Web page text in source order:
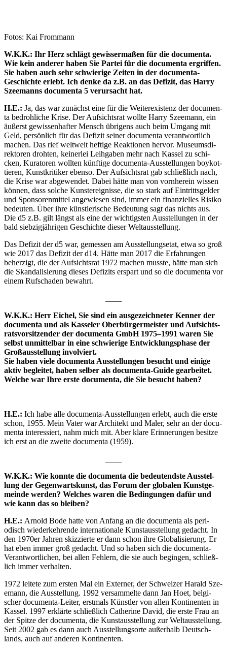
Fotos: Kai Frommann
W.K.K.: Ihr Herz schlägt gewis­ser­ma­ßen für die docu­men­ta.
Wie kein ande­rer haben Sie Par­tei für die docu­men­ta ergrif­fen.
Sie haben auch sehr schwie­ri­ge Zei­ten in der docu­men­ta-
Geschich­te erlebt. Ich den­ke da z.B. an das Defi­zit, das Har­ry
Sze­e­manns docu­men­ta 5 ver­ur­sacht hat.
H.E.: Ja, das war zunächst eine für die Wei­ter­exis­tenz der docu­men­
ta bedroh­li­che Kri­se. Der Auf­sichts­rat woll­te Har­ry Sze­e­mann, ein
äußerst gewis­sen­haf­ter Mensch übri­gens auch beim Umgang mit
Geld, per­sön­lich für das Defi­zit sei­ner docu­men­ta ver­ant­wort­lich
machen. Das rief welt­weit hef­ti­ge Reak­tio­nen her­vor. Muse­ums­di­
rek­to­ren droh­ten, kei­ner­lei Leih­ga­ben mehr nach Kas­sel zu schi­
cken, Kura­to­ren woll­ten künf­ti­ge docu­men­ta-Aus­stel­lun­gen boy­kot­
tie­ren, Kunst­kri­ti­ker eben­so. Der Auf­sichts­rat gab schließ­lich nach,
die Kri­se war abge­wen­det. Dabei hät­te man von vorn­her­ein wis­sen
kön­nen, dass sol­che Kunst­er­eig­nis­se, die so stark auf Ein­tritts­gel­der
und Spon­so­ren­mit­tel ange­wie­sen sind, immer ein finan­zi­el­les Risi­ko
bedeu­ten. Über ihre künst­le­ri­sche Bedeu­tung sagt das nichts aus.
Die d5 z.B. gilt längst als eine der wich­tigs­ten Aus­stel­lun­gen in der
bald sieb­zig­jäh­ri­gen Geschich­te die­ser Weltausstellung.
Das Defi­zit der d5 war, gemes­sen am Aus­stel­lungs­etat, etwa so groß
wie 2017 das Defi­zit der d14. Hät­te man 2017 die Erfah­run­gen
beher­zigt, die der Auf­sichts­rat 1972 machen muss­te, hät­te man sich
die Skan­da­li­sie­rung die­ses Defi­zits erspart und so die docu­men­ta vor
einem Ruf­scha­den bewahrt.
W.K.K.: Herr Eichel, Sie sind ein aus­ge­zeich­ne­ter Ken­ner der
docu­men­ta und als Kas­se­ler Ober­bür­ger­meis­ter und Auf­sichts­
rats­vor­sit­zen­der der docu­men­ta GmbH 1975–1991 waren Sie
selbst unmit­tel­bar in eine schwie­ri­ge Ent­wick­lungs­pha­se der
Groß­aus­stel­lung invol­viert.
Sie haben vie­le docu­men­ta Aus­stel­lun­gen besucht und eini­ge
aktiv beglei­tet, haben sel­ber als docu­men­ta-Gui­de gear­bei­tet.
Wel­che war Ihre ers­te docu­men­ta, die Sie besucht haben?
H.E.: Ich habe alle docu­men­ta-Aus­stel­lun­gen erlebt, auch die ers­te
schon, 1955. Mein Vater war Archi­tekt und Maler, sehr an der docu­
men­ta inter­es­siert, nahm mich mit. Aber kla­re Erin­ne­run­gen besit­ze
ich erst an die zwei­te docu­men­ta (1959).
W.K.K.: Wie konn­te die docu­men­ta die bedeu­tends­te Aus­stel­
lung der Gegen­warts­kunst, das Forum der glo­ba­len Kunst­ge­
mein­de wer­den? Wel­ches waren die Bedin­gun­gen dafür und
wie kann das so bleiben?
H.E.: Arnold Bode hat­te von Anfang an die docu­men­ta als peri­
odisch wie­der­keh­ren­de inter­na­tio­na­le Kunst­aus­stel­lung gedacht. In
den 1970er Jah­ren skiz­zier­te er dann schon ihre Glo­ba­li­sie­rung. Er
hat eben immer groß gedacht. Und so haben sich die docu­men­ta-
Ver­ant­wort­li­chen, bei allen Feh­lern, die sie auch begin­gen, schließ­
lich immer verhalten.
1972 lei­te­te zum ers­ten Mal ein Exter­ner, der Schwei­zer Harald Sze­
e­mann, die Aus­stel­lung. 1992 ver­sam­mel­te dann Jan Hoet, bel­gi­
scher docu­men­ta-Lei­ter, erst­mals Künst­ler von allen Kon­ti­nen­ten in
Kas­sel. 1997 erklär­te schließ­lich Cathe­ri­ne David, die ers­te Frau an
der Spit­ze der docu­men­ta, die Kunst­aus­stel­lung zur Welt­aus­stel­lung.
Seit 2002 gab es dann auch Aus­stel­lungs­or­te außer­halb Deutsch­
lands, auch auf ande­ren Kontinenten.